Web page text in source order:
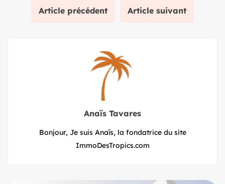
Article précédent Article suivant
Anaïs Tavares
Bonjour, Je suis Anaïs, la fondatrice du site
ImmoDesTropics.com